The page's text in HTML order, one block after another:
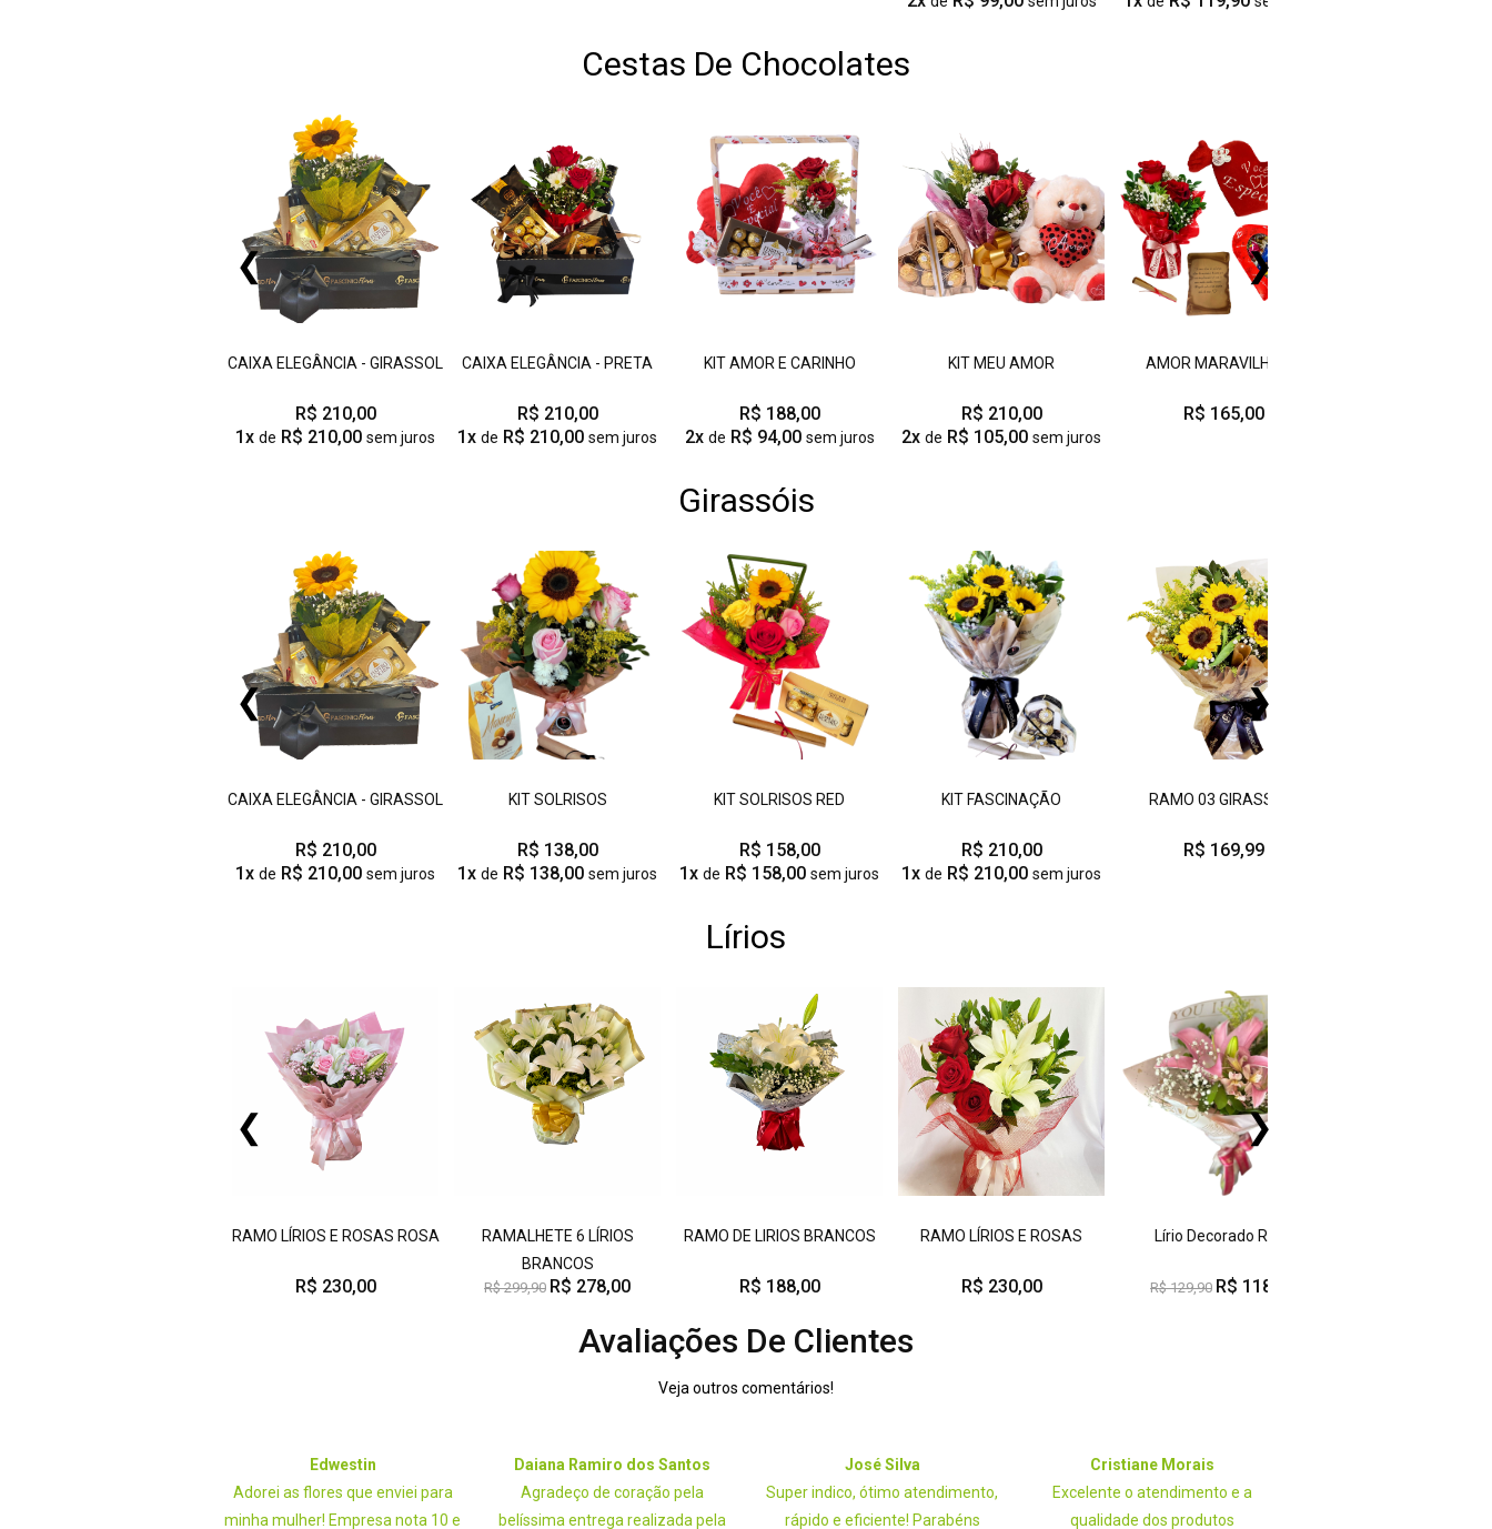
Cestas De Chocolates
❮
CAIXA ELEGÂNCIA - GIRASSOL
R$ 210,00
1x de R$ 210,00 sem juros
CAIXA ELEGÂNCIA - PRETA
R$ 210,00
1x de R$ 210,00 sem juros
KIT AMOR E CARINHO
R$ 188,00
2x de R$ 94,00 sem juros
KIT MEU AMOR
R$ 210,00
2x de R$ 105,00 sem juros
AMOR MARAVILHOSO
R$ 165,00
❯
Girassóis
❮
CAIXA ELEGÂNCIA - GIRASSOL
R$ 210,00
1x de R$ 210,00 sem juros
KIT SOLRISOS
R$ 138,00
1x de R$ 138,00 sem juros
KIT SOLRISOS RED
R$ 158,00
1x de R$ 158,00 sem juros
KIT FASCINAÇÃO
R$ 210,00
1x de R$ 210,00 sem juros
RAMO 03 GIRASSÓIS
R$ 169,99
❯
Lírios
❮
RAMO LÍRIOS E ROSAS ROSA
R$ 230,00
RAMALHETE 6 LÍRIOS
BRANCOS
R$ 299,90 R$ 278,00
RAMO DE LIRIOS BRANCOS
R$ 188,00
RAMO LÍRIOS E ROSAS
R$ 230,00
Lírio Decorado Rosa
R$ 129,90 R$ 118,00
❯
Avaliações De Clientes
Veja outros comentários!
Edwestin
Adorei as flores que enviei para
minha mulher! Empresa nota 10 e
Daiana Ramiro dos Santos
Agradeço de coração pela
belíssima entrega realizada pela
José Silva
Super indico, ótimo atendimento,
rápido e eficiente! Parabéns
Cristiane Morais
Excelente o atendimento e a
qualidade dos produtos